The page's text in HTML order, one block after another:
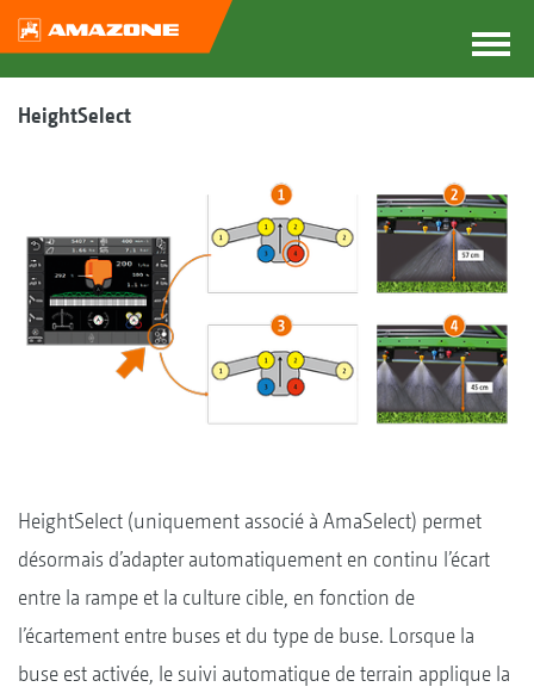
HeightSelect
HeightSelect (uniquement associé à AmaSelect) permet
désormais d’adapter automatiquement en continu l’écart
entre la rampe et la culture cible, en fonction de
l’écartement entre buses et du type de buse. Lorsque la
buse est activée, le suivi automatique de terrain applique la